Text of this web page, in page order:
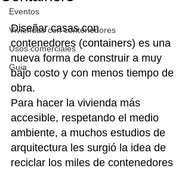
Eventos
Viviendas con contenedores
Usos comerciales
Guia
Diseñar casas con
contenedores (containers) es una
nueva forma de construir a muy
bajo costo y con menos tiempo de
obra.
Para hacer la vivienda más
accesible, respetando el medio
ambiente, a muchos estudios de
arquitectura les surgió la idea de
reciclar los miles de contenedores